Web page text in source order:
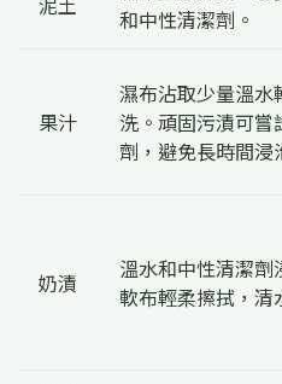
和中性清潔劑。
果汁
濕布沾取少量溫水
洗。頑固污漬可嘗
劑，避免長時間浸
奶漬
溫水和中性清潔劑
軟布輕柔擦拭，清